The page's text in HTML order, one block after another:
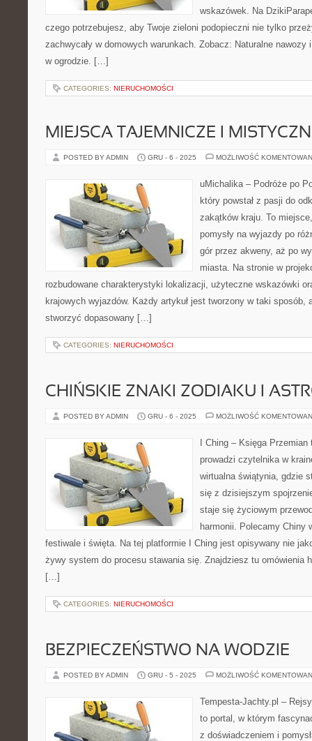
wskazówek. Na
czego potrzebujesz, aby Twoje zieloni podopieczni nie tylko
zachwycały w domowych warunkach. Zobacz: Naturalne nawozy
w ogrodzie. […]
CATEGORIES: NIERUCHOMOŚCI
MIEJSCA TAJEMNICZE I
POSTED BY ADMIN GRU - 6 - 2025 MOŻLIWOŚĆ
uMichalika – Podróże po
który powstał z pasji do
zakątków kraju. To
pomysły na wyjazdy po
gór przez akweny, aż po
miasta. Na stronie w
rozbudowane charakterystyki lokalizacji, użyteczne wskazówki
krajowych wyjazdów. Każdy artykuł jest tworzony w taki sposób,
stworzyć dopasowany […]
CATEGORIES: NIERUCHOMOŚCI
CHIŃSKIE ZNAKI ZODIAKU I
POSTED BY ADMIN GRU - 6 - 2025 MOŻLIWOŚĆ
I Ching – Księga
prowadzi czytelnika w
wirtualna świątynia, gdzie
się z dzisiejszym
staje się życiowym
harmonii. Polecamy Chiny
festiwale i święta. Na tej platformie I Ching jest opisywany nie
żywy system do procesu stawania się. Znajdziesz tu omówienia
[…]
CATEGORIES: NIERUCHOMOŚCI
BEZPIECZEŃSTWO NA WODZIE
POSTED BY ADMIN GRU - 5 - 2025 MOŻLIWOŚĆ
Tempesta-Jachty.pl –
to portal, w którym
z doświadczeniem i